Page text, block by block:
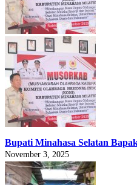
Bupati Minahasa Selatan
November 3, 2025